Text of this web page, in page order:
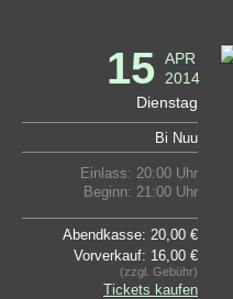
15
APR
2014
Dienstag
Bi Nuu
Einlass: 20:00 Uhr
Beginn: 21:00 Uhr
Abendkasse: 20,00 €
Vorverkauf: 16,00 €
(zzgl. Gebühr)
Tickets kaufen